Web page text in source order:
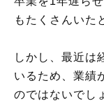
もたくさんいた
しかし、最近は
いるため、業績
のではないでし